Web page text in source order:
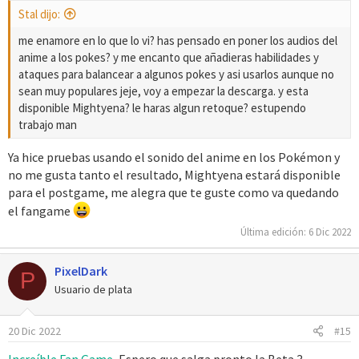
Stal dijo:
me enamore en lo que lo vi? has pensado en poner los audios del
anime a los pokes? y me encanto que añadieras habilidades y
ataques para balancear a algunos pokes y asi usarlos aunque no
sean muy populares jeje, voy a empezar la descarga. y esta
disponible Mightyena? le haras algun retoque? estupendo
trabajo man
Ya hice pruebas usando el sonido del anime en los Pokémon y
no me gusta tanto el resultado, Mightyena estará disponible
para el postgame, me alegra que te guste como va quedando
el fangame
Última edición: 6 Dic 2022
P PixelDark
Usuario de plata
20 Dic 2022 #15